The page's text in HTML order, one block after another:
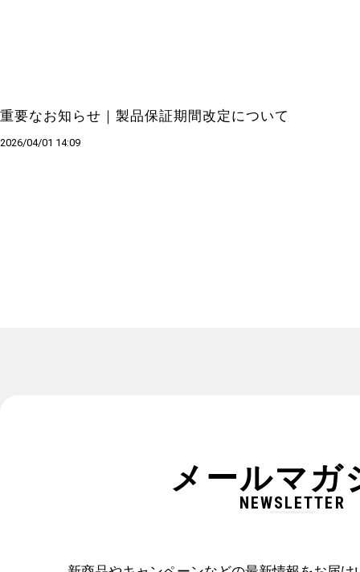
重要なお知らせ｜製品保証期間改定について
2026/04/01 14:09
メールマガ
NEWSLETTER